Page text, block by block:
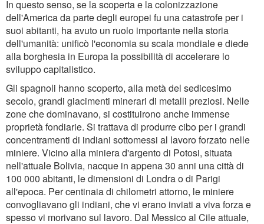
In questo senso, se la scoperta e la colonizzazione
dell'America da parte degli europei fu una catastrofe per i
suoi abitanti, ha avuto un ruolo importante nella storia
dell'umanità: unificò l'economia su scala mondiale e diede
alla borghesia in Europa la possibilità di accelerare lo
sviluppo capitalistico.
Gli spagnoli hanno scoperto, alla metà del sedicesimo
secolo, grandi giacimenti minerari di metalli preziosi. Nelle
zone che dominavano, si costituirono anche immense
proprietà fondiarie. Si trattava di produrre cibo per i grandi
concentramenti di indiani sottomessi al lavoro forzato nelle
miniere. Vicino alla miniera d'argento di Potosi, situata
nell'attuale Bolivia, nacque in appena 30 anni una città di
100 000 abitanti, le dimensioni di Londra o di Parigi
all'epoca. Per centinaia di chilometri attorno, le miniere
convogliavano gli indiani, che vi erano inviati a viva forza e
spesso vi morivano sul lavoro. Dal Messico al Cile attuale,